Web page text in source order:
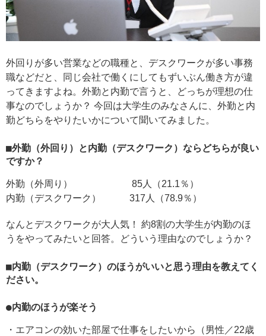
外回りが多い営業などの職種と、デスクワークが多い事務
職などだと、同じ会社で働くにしてもずいぶん働き方が違
ってきますよね。外勤と内勤で言うと、どっちが理想の仕
事なのでしょうか？ 今回は大学生のみなさんに、外勤と内
勤どちらをやりたいかについて聞いてみました。
■外勤（外回り）と内勤（デスクワーク）ならどちらが良い
ですか？
外勤（外周り） 85人（21.1％）
内勤（デスクワーク） 317人（78.9％）
なんとデスクワークが大人気！ 約8割の大学生が内勤のほ
うをやってみたいと回答。どういう理由なのでしょうか？
■内勤（デスクワーク）のほうがいいと思う理由を教えてく
ださい。
●内勤のほうが楽そう
・エアコンの効いた部屋で仕事をしたいから（男性／22歳